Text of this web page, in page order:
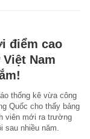
điểm cao
Nam
thống kê vừa công
Quốc cho thấy bảng
viên mới ra trường
sau nhiều năm.